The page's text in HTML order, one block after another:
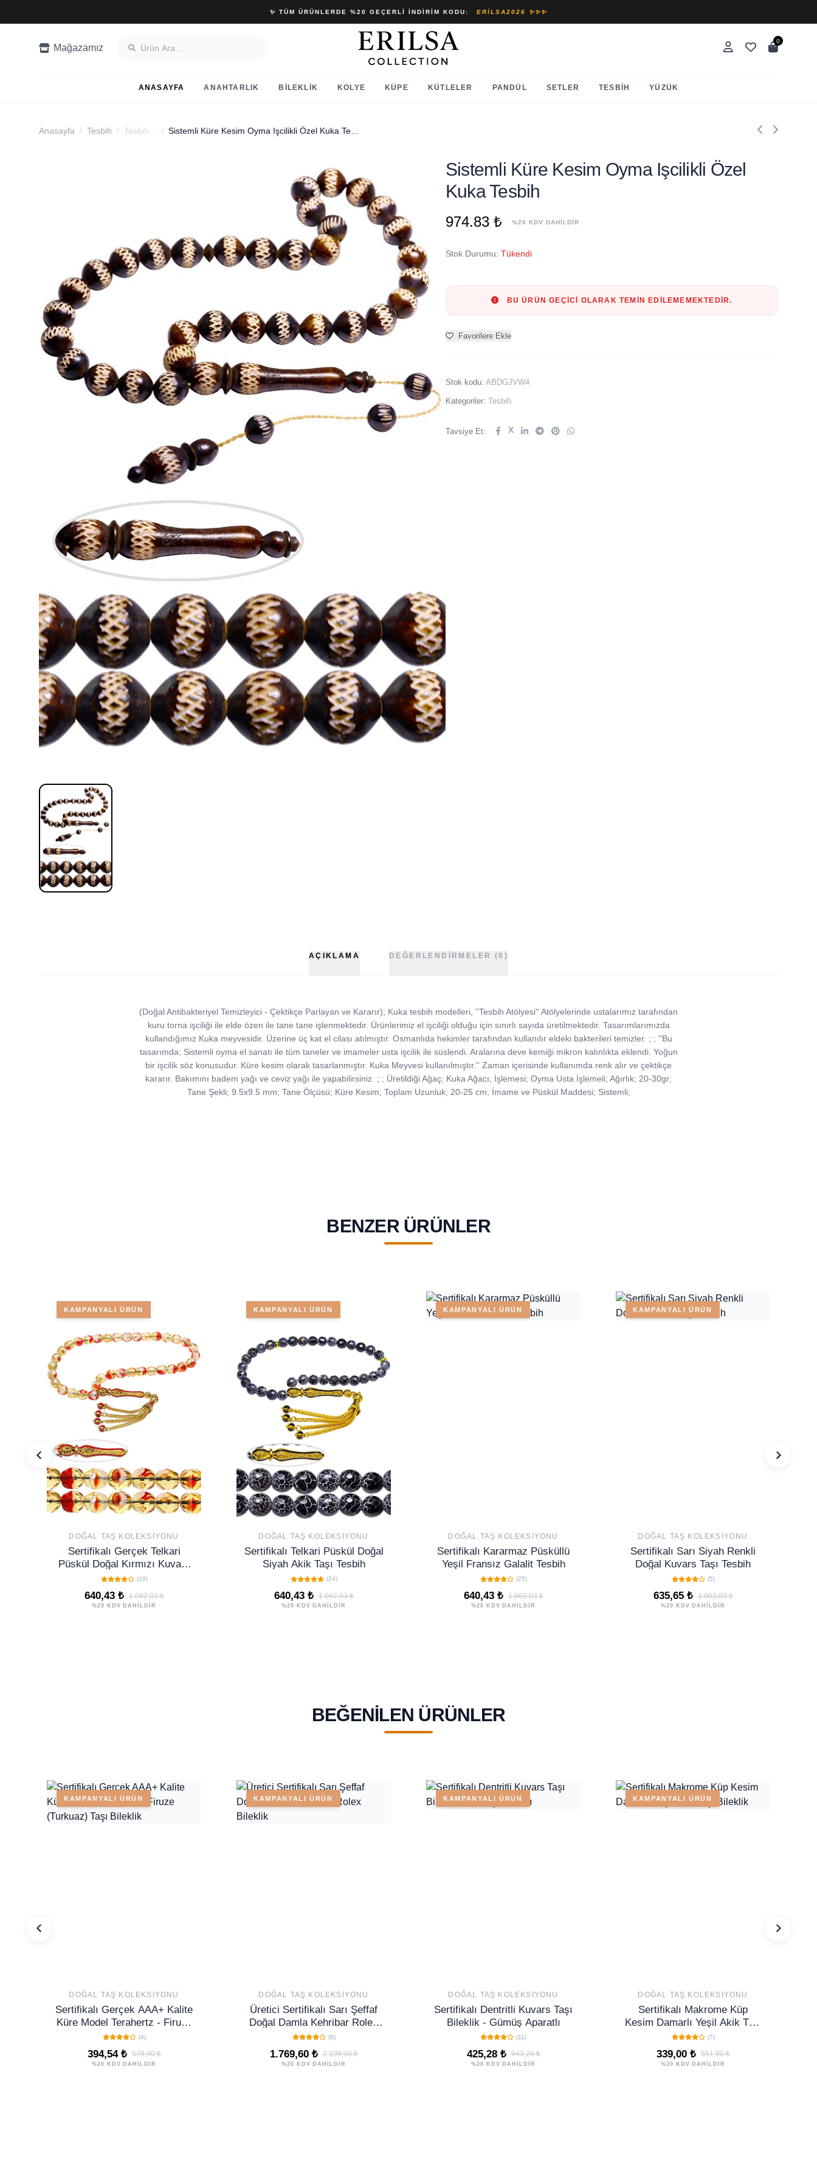
✨ TÜM ÜRÜNLERDE %20 GEÇERLI İNDIRIM KODU: ERILSA2026 ✨✨✨
Mağazamız
0
ANASAYFA ANAHTARLIK BILEKLIK KOLYE KÜPE KÜTLELER PANDÜL SETLER TESBIH YÜZÜK
Anasayfa / Tesbih / Tesbih... /
Sistemli Küre Kesim Oyma Işcilikli Özel
Kuka Tesbih
974.83 ₺ %20 KDV DAHİLDİR
Stok Durumu: Tükendi
BU ÜRÜN GEÇICI OLARAK TEMIN EDILEMEMEKTEDIR.
Favorilere Ekle
Stok kodu: ABDGJVW4
Kategoriler: Tesbih
Tavsiye Et: X
AÇIKLAMA DEĞERLENDIRMELER (0)
(Doğal Antibakteriyel Temizleyici - Çektikçe Parlayan ve Kararır); Kuka tesbih modelleri, ''Tesbih Atölyesi'' Atölyelerinde ustalarımız tarafından
kuru torna işciliği ile elde özen ile tane tane işlenmektedir. Ürünlerimiz el işciliği olduğu için sınırlı sayıda üretilmektedir. Tasarımlarımızda
kullandığımız Kuka meyvesidir. Üzerine üç kat el cilası atılmıştır. Osmanlıda hekimler tarafından kullanılır eldeki bakterileri temizler. ; ; ''Bu
tasarımda; Sistemli oyma el sanatı ile tüm taneler ve imameler usta işcilik ile süslendi. Aralarına deve kemiği mikron kalınlıkta eklendi. Yoğun
bir işcilik söz konusudur. Küre kesim olarak tasarlanmıştır. Kuka Meyvesi kullanılmıştır.'' Zaman içerisinde kullanımda renk alır ve çektikçe
kararır. Bakımını badem yağı ve ceviz yağı ile yapabilirsiniz. ; ; Üretildiği Ağaç; Kuka Ağacı; İşlemesi; Oyma Usta İşlemeli; Ağırlık; 20-30gr;
Tane Şekli; 9.5x9.5 mm; Tane Ölçüsü; Küre Kesim; Toplam Uzunluk; 20-25 cm; İmame ve Püskül Maddesi; Sistemli;
BENZER ÜRÜNLER
KAMPANYALI ÜRÜN
DOĞAL TAŞ KOLEKSIYONU
Sertifikalı Gerçek Telkari
Püskül Doğal Kırmızı Kuvars
Taşı Tesbih
(19)
640,43 ₺ 1.062,03 ₺
%20 KDV DAHİLDİR
KAMPANYALI ÜRÜN
DOĞAL TAŞ KOLEKSIYONU
Sertifikalı Telkari Püskül Doğal
Siyah Akik Taşı Tesbih
(24)
640,43 ₺ 1.062,03 ₺
%20 KDV DAHİLDİR
KAMPANYALI ÜRÜN
DOĞAL TAŞ KOLEKSIYONU
Sertifikalı Kararmaz Püsküllü
Yeşil Fransız Galalit Tesbih
(25)
640,43 ₺ 1.062,03 ₺
%20 KDV DAHİLDİR
KAMPANYALI ÜRÜN
DOĞAL TAŞ KOLEKSIYONU
Sertifikalı Sarı Siyah Renkli
Doğal Kuvars Taşı Tesbih
(5)
635,65 ₺ 1.062,03 ₺
%20 KDV DAHİLDİR
BEĞENILEN ÜRÜNLER
KAMPANYALI ÜRÜN
DOĞAL TAŞ KOLEKSIYONU
Sertifikalı Gerçek AAA+ Kalite
Küre Model Terahertz - Firuze
(Turkuaz) Taşı Bileklik
(4)
394,54 ₺ 579,90 ₺
%20 KDV DAHİLDİR
KAMPANYALI ÜRÜN
DOĞAL TAŞ KOLEKSIYONU
Üretici Sertifikalı Sarı Şeffaf
Doğal Damla Kehribar Rolex
Bileklik(6)
1.769,60 ₺ 2.199,00 ₺
%20 KDV DAHİLDİR
KAMPANYALI ÜRÜN
DOĞAL TAŞ KOLEKSIYONU
Sertifikalı Dentritli Kuvars Taşı
Bileklik - Gümüş Aparatlı
(11)
425,28 ₺ 643,26 ₺
%20 KDV DAHİLDİR
KAMPANYALI ÜRÜN
DOĞAL TAŞ KOLEKSIYONU
Sertifikalı Makrome Küp
Kesim Damarlı Yeşil Akik Taşı
Bileklik(7)
339,00 ₺ 551,90 ₺
%20 KDV DAHİLDİR